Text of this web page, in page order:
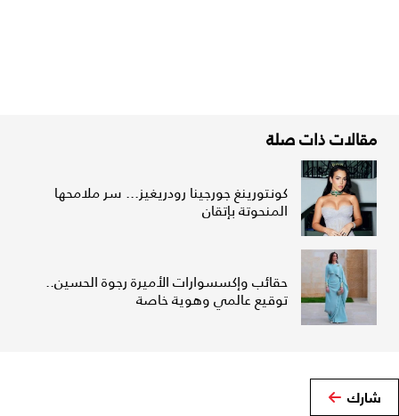
مقالات ذات صلة
كونتورينغ جورجينا رودريغيز... سر ملامحها
المنحوتة بإتقان
حقائب وإكسسوارات الأميرة رجوة الحسين..
توقيع عالمي وهوية خاصة
شارك